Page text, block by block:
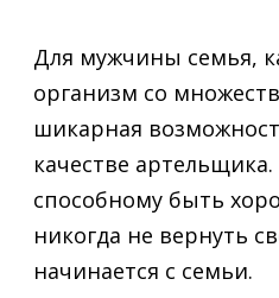
Для мужчины семья,
организм со
шикарная
качестве
способному быть
никогда не вернуть
начинается с семьи.